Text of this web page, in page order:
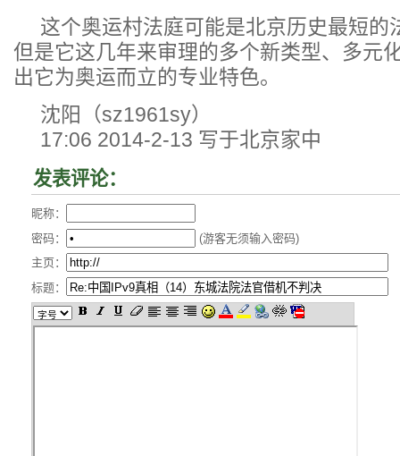
这个奥运村法庭可能是北京历史最短的
但是它这几年来审理的多个新类型、多元
出它为奥运而立的专业特色。
沈阳（sz1961sy）
17:06 2014-2-13 写于北京家中
发表评论：
昵称：
密码：
(游客无须输入密码)
主页：
标题：